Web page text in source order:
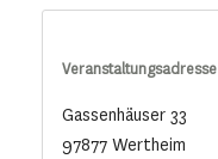
Veranstaltungsadresse
Gassenhäuser 33
97877 Wertheim